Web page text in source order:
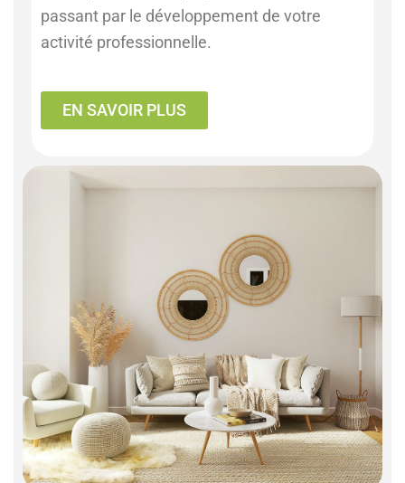
passant par le développement de votre
activité professionnelle.
EN SAVOIR PLUS